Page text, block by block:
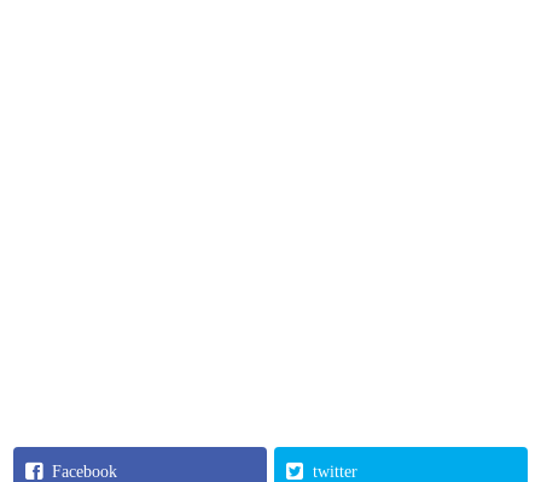
Facebook twitter